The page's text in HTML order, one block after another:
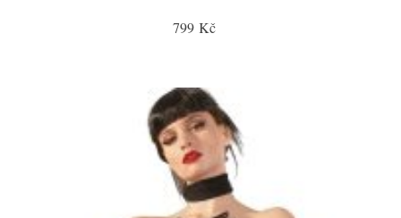
799 Kč